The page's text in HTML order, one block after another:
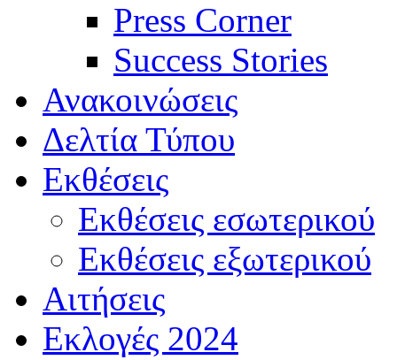
Press Corner
Success Stories
Ανακοινώσεις
Δελτία Τύπου
Εκθέσεις
Εκθέσεις εσωτερικού
Εκθέσεις εξωτερικού
Αιτήσεις
Εκλογές 2024